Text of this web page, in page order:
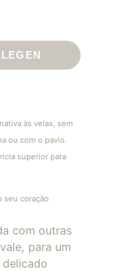
às velas, sem
ou com o pavio.
superior para
seu coração
com outras
para um